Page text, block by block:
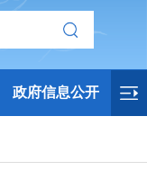
政府信息公开